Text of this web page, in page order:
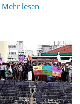
Mehr lesen